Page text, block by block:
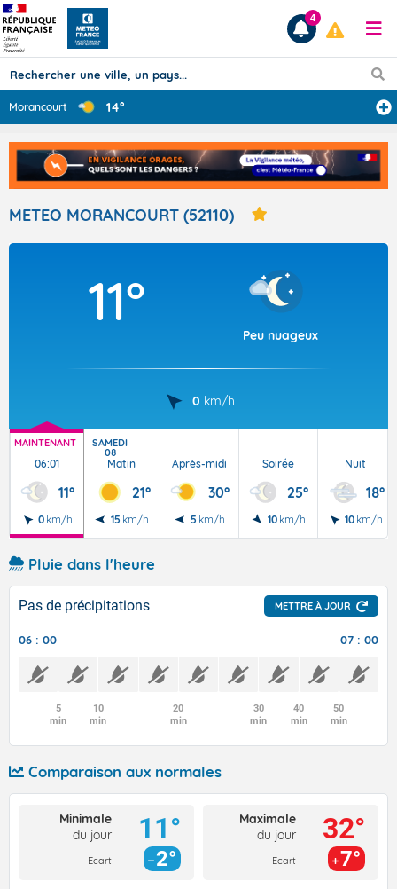
Prévisions
TOUS LES RÉSULTATS
Articles
4
Morancourt 14°
METEO MORANCOURT (52110)
11°
Peu nuageux
0 km/h
MAINTENANT
06:01
11°
0 km/h
SAMEDI
08
Matin
21°
15 km/h
Après-midi
30°
5 km/h
Soirée
25°
10 km/h
Nuit
18°
10 km/h
Pluie dans l'heure
Pas de précipitations METTRE À JOUR
06 : 00 07 : 00
5
min
10
min
20
min
30
min
40
min
50
min
Comparaison aux normales
Minimale
du jour
Ecart
11°
2°
Maximale
du jour
Ecart
32°
7°